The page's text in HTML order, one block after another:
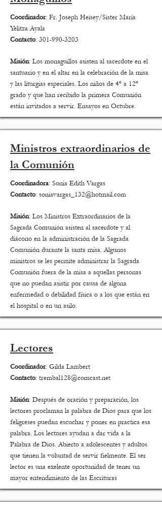
Coordinador: Fr. Joseph Heisey/Sister María
Yelitza Ayala
Contacto: 301-990-3203
Misión: Los monaguillos asisten al sacerdote en el
santuario y en el altar en la celebración de la misa
y las liturgias especiales. Los niños de 4º a 12º
grado y que han recibido la primera Comunión
están invitados a servir. Ensayos en Octubre.
Ministros extraordinarios de
la Comunión
Coordinadora: Sonia Edith Vargas
Contacto: soniavargas_132@hotmail.com
Misión: Los Ministros Extraordinarios de la
Sagrada Comunión asisten al sacerdote y al
diácono en la administración de la Sagrada
Comunión durante la santa misa. Algunos
ministros se les permite administrar la Sagrada
Comunión fuera de la misa a aquellas personas
que no puedan asistir por causa de alguna
enfermedad o debilidad física o a los que están en
el hospital o en un asilo.
Lectores
Coordinador: Gilda Lambert
Contacto: trembal128@comcast.net
Misión: Después de oración y preparación, los
lectores proclaman la palabra de Dios para que los
feligreses puedan escuchar y poner en practica esa
palabra. Los lectores ayudan a dar vida a la
Palabra de Dios. Abierto a adolescentes y adultos
que tienen la voluntad de servir fielmente. El ser
lector es una exelente oportunidad de tener un
mayor entendimiento de las Escrituras